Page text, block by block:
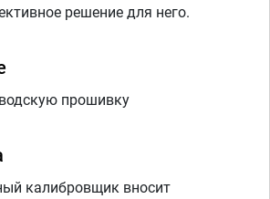
решение для него.
прошивку
калибровщик вносит